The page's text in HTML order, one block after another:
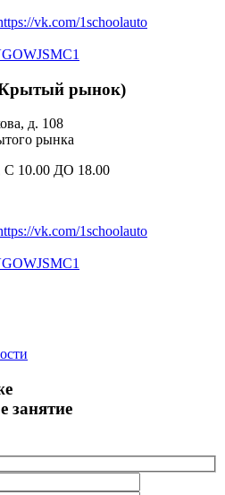
рынок)
д. 108
рынка
С 10.00 ДО 18.00
занятие